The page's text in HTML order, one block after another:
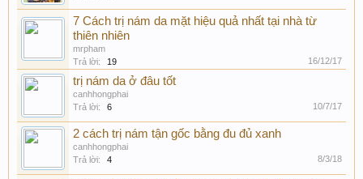
7 Cách trị nám da mặt hiệu quả nhất tại nhà từ
thiên nhiên
mrpham
Trả lời:
19 16/12/17
trị nám da ở đâu tốt
canhhongphai
Trả lời:
6 10/7/17
2 cách trị nám tận gốc bằng đu đủ xanh
canhhongphai
Trả lời:
4 8/3/18